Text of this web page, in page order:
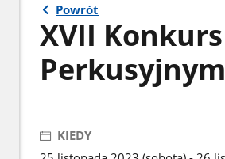
Powrót
XVII
KIEDY